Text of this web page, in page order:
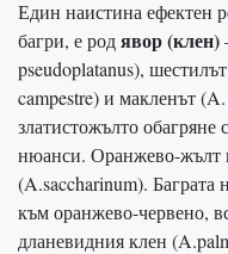
Един наистина ефектен
багри, е родявор (клен)
pseudoplatanus),
campestre) и макленът
златистожълто
нюанси. Оранжево-жълт
(A.saccharinum).
към оранжево-червено,
дланевидния клен